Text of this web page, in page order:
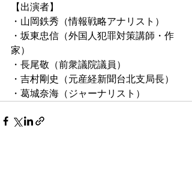
【出演者】
・山岡鉄秀（情報戦略アナリスト）
・坂東忠信（外国人犯罪対策講師・作
家）
・長尾敬（前衆議院議員）
・吉村剛史（元産経新聞台北支局長）
・葛城奈海（ジャーナリスト）